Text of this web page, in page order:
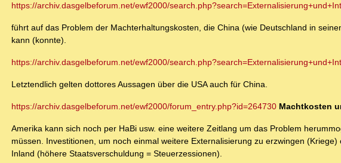
https://archiv.dasgelbeforum.net/ewf2000/
führt auf das Problem der Machterhaltungskosten, die China (wie Deutschland in
kann (konnte).
https://archiv.dasgelbeforum.net/ewf2000/
Letztendlich gelten dottores Aussagen über die USA auch für China.
https://archiv.dasgelbeforum.net/ewf2000/forum_entry.php?id=264730 Machtkosten
Amerika kann sich noch per HaBi usw. eine weitere Zeitlang um das Problem
müssen. Investitionen, um noch einmal weitere Externalisierung zu erzwingen
Inland (höhere Staatsverschuldung = Steuerzessionen).